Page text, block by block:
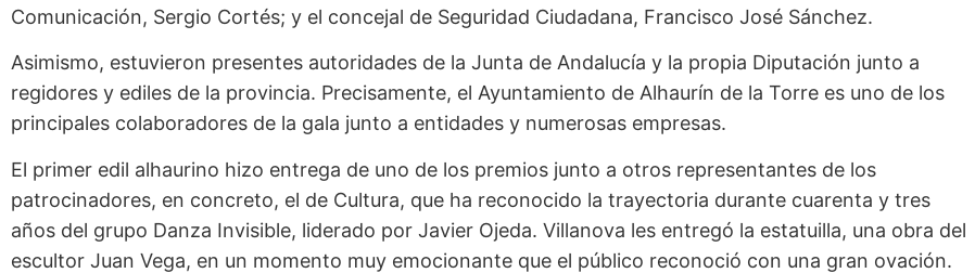
Comunicación, Sergio Cortés; y el concejal de Seguridad Ciudadana, Francisco José Sánchez.
Asimismo, estuvieron presentes autoridades de la Junta de Andalucía y la propia Diputación junto a
regidores y ediles de la provincia. Precisamente, el Ayuntamiento de Alhaurín de la Torre es uno de los
principales colaboradores de la gala junto a entidades y numerosas empresas.
El primer edil alhaurino hizo entrega de uno de los premios junto a otros representantes de los
patrocinadores, en concreto, el de Cultura, que ha reconocido la trayectoria durante cuarenta y tres
años del grupo Danza Invisible, liderado por Javier Ojeda. Villanova les entregó la estatuilla, una obra del
escultor Juan Vega, en un momento muy emocionante que el público reconoció con una gran ovación.